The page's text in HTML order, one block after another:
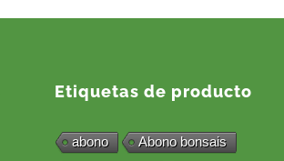
Etiquetas de producto
abono
Abono bonsais